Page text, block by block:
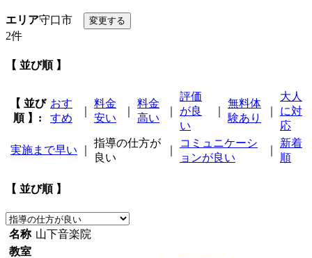
エリア守口市
2件
【 並び順 】
【 並び
順 】:
おす
すめ
料金
安い
料金
高い
評価
が良
い
無料体
験あり
大人
に対
応
実施まで早い
指導の仕方が
良い
コミュニケーシ
ョンが良い
新着
順
【 並び順 】
名称 山下音楽院
教室